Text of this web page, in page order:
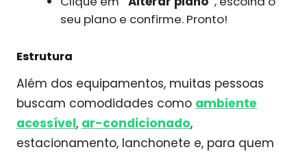
seu plano e confirme. Pronto!
Estrutura
Além dos equipamentos, muitas pessoas
buscam comodidades como ambiente
acessível, ar-condicionado,
estacionamento, lanchonete e, para quem